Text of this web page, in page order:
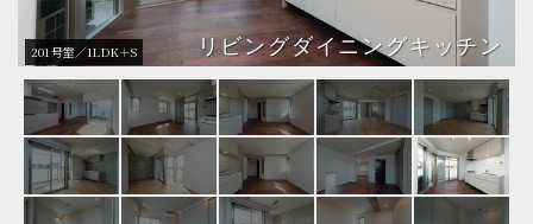
リビングダイニングキッチン
201号室／1LDK＋S